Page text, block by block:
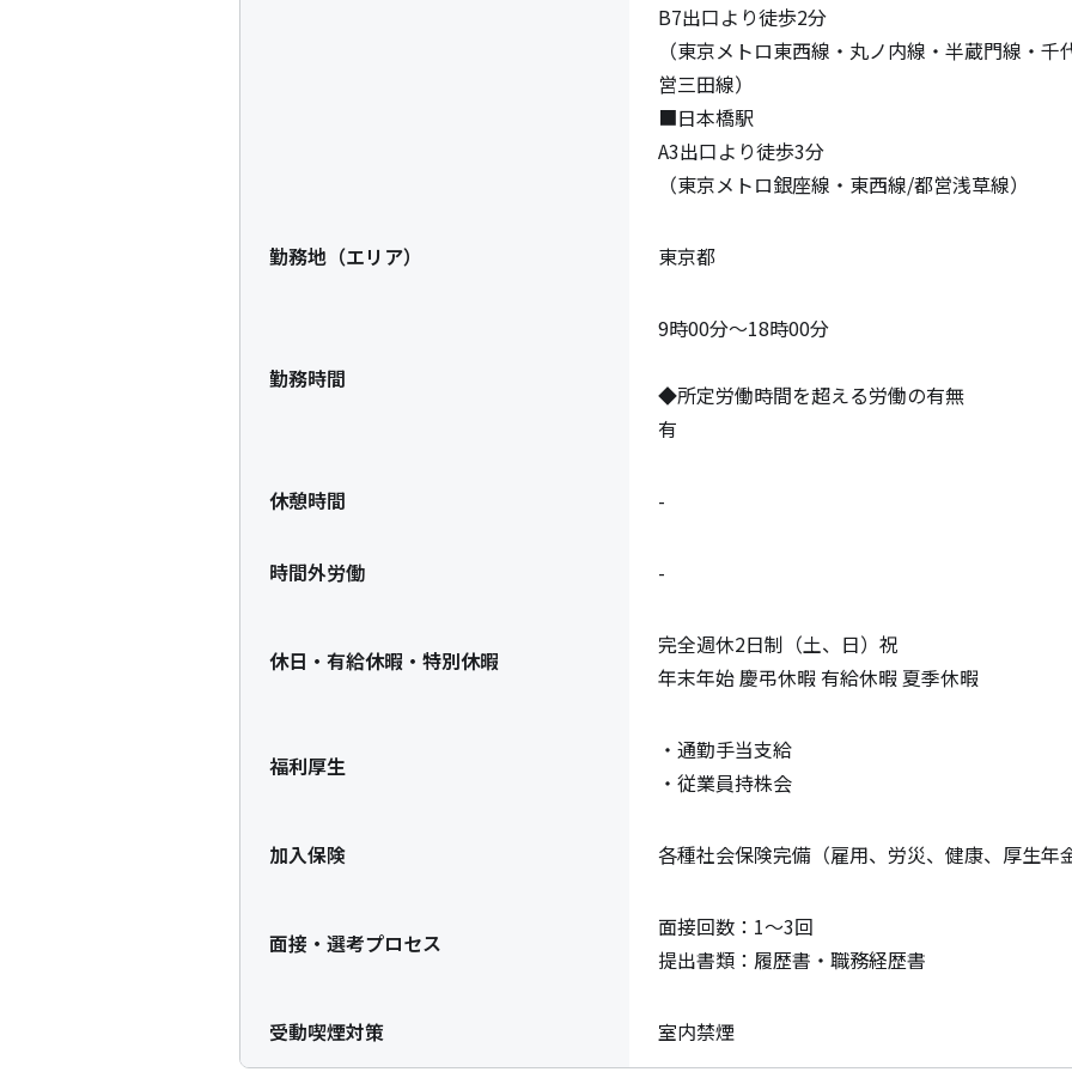
B7出口より徒歩2分
（東京メトロ東西線・丸ノ内線・半蔵門線・千
営三田線）
■日本橋駅
A3出口より徒歩3分
（東京メトロ銀座線・東西線/都営浅草線）
勤務地（エリア） 東京都
勤務時間
9時00分〜18時00分
◆所定労働時間を超える労働の有無
有
休憩時間 -
時間外労働 -
休日・有給休暇・特別休暇
完全週休2日制（土、日）祝
年末年始 慶弔休暇 有給休暇 夏季休暇
福利厚生
・通勤手当支給
・従業員持株会
加入保険 各種社会保険完備（雇用、労災、健康、厚生年
面接・選考プロセス
面接回数：1～3回
提出書類：履歴書・職務経歴書
受動喫煙対策 室内禁煙